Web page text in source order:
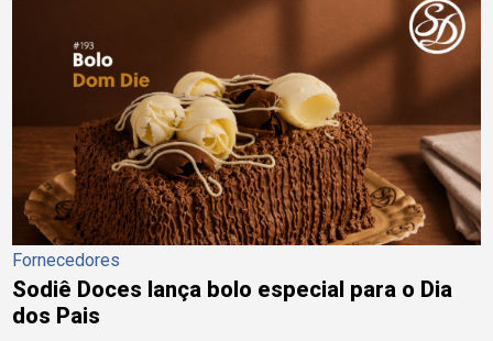
Fornecedores
Sodiê Doces lança bolo especial para o Dia
dos Pais